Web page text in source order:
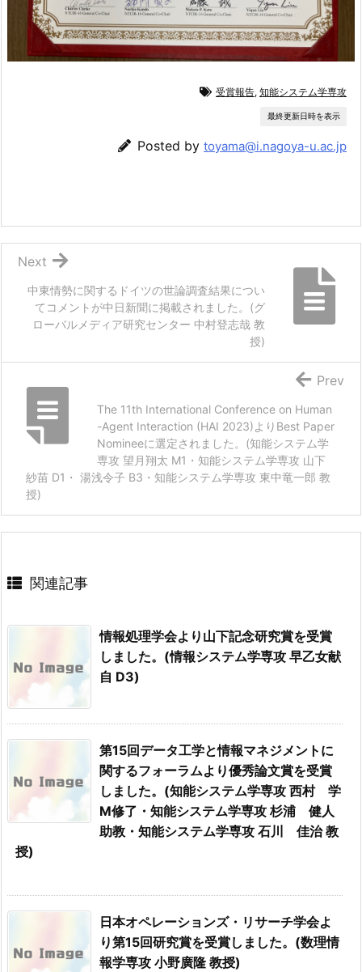
受賞報告, 知能システム学専攻
最終更新日時を表示
Posted by toyama@i.nagoya-u.ac.jp
中東情勢に関するドイツの世論調査結果につい
てコメントが中日新聞に掲載されました。(グ
ローバルメディア研究センター 中村登志哉 教
授)
Next
The 11th International Conference on Human
-Agent Interaction (HAI 2023)よりBest Paper
Nomineeに選定されました。(知能システム学
専攻 望月翔太 M1・知能システム学専攻 山下
紗苗 D1・ 湯浅令子 B3・知能システム学専攻 東中竜一郎 教
授)
Prev
関連記事
情報処理学会より山下記念研究賞を受賞
しました。(情報システム学専攻 早乙女献
自 D3)
第15回データ工学と情報マネジメントに
関するフォーラムより優秀論文賞を受賞
しました。(知能システム学専攻 西村 学
M修了・知能システム学専攻 杉浦 健人
助教・知能システム学専攻 石川 佳治 教
授)
日本オペレーションズ・リサーチ学会よ
り第15回研究賞を受賞しました。(数理情
報学専攻 小野廣隆 教授)